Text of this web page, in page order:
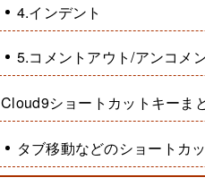
4.インデント
5.コメントアウト/アンコメ
Cloud9ショートカットキーま
タブ移動などのショートカ